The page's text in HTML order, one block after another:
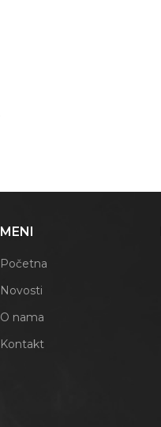
MENI
Početna
Novosti
O nama
Kontakt